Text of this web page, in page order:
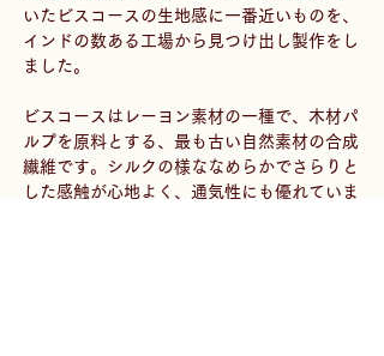
いたビスコースの生地感に一番近いものを、
インドの数ある工場から見つけ出し製作をし
ました。
ビスコースはレーヨン素材の一種で、木材パ
ルプを原料とする、最も古い自然素材の合成
繊維です。シルクの様ななめらかでさらりと
した感触が心地よく、通気性にも優れていま